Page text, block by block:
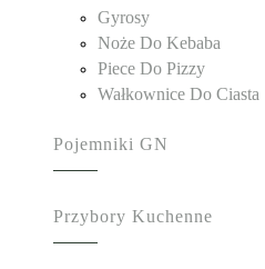
Gyrosy
Noże Do Kebaba
Piece Do Pizzy
Wałkownice Do Ciasta
Pojemniki GN
Przybory Kuchenne